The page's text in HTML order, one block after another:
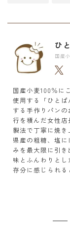
ひ
国産
国産小麦100％に
使用する「ひと
する手作りパン
行を積んだ女性
製法で丁寧に焼
県産の粗糖、塩
みを最大限に引
味とふんわりと
存分に感じられる